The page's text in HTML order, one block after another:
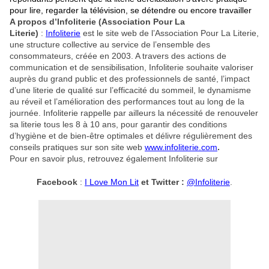
pour lire, regarder la télévision, se détendre ou encore travailler
A propos d’Infoliterie (Association Pour La
Literie) : Infoliterie est le site web de l’Association Pour La Literie,
une structure collective au service de l’ensemble des
consommateurs, créée en 2003. A travers des actions de
communication et de sensibilisation, Infoliterie souhaite valoriser
auprès du grand public et des professionnels de santé, l’impact
d’une literie de qualité sur l’efficacité du sommeil, le dynamisme
au réveil et l’amélioration des performances tout au long de la
journée. Infoliterie rappelle par ailleurs la nécessité de renouveler
sa literie tous les 8 à 10 ans, pour garantir des conditions
d’hygiène et de bien-être optimales et délivre régulièrement des
conseils pratiques sur son site web www.infoliterie.com.
Pour en savoir plus, retrouvez également Infoliterie sur
Facebook : I Love Mon Lit et Twitter : @Infoliterie